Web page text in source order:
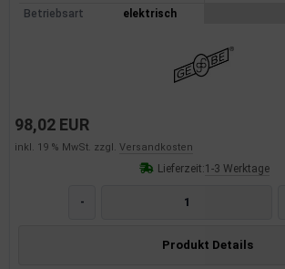
Betriebsart elektrisch
98,02 EUR
inkl. 19 % MwSt. zzgl. Versandkosten
Lieferzeit:1-3 Werktage
-
Produkt Details